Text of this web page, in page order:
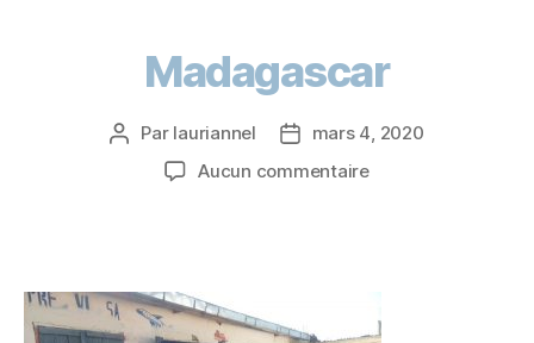
Madagascar
Par lauriannel
mars 4, 2020
Aucun commentaire